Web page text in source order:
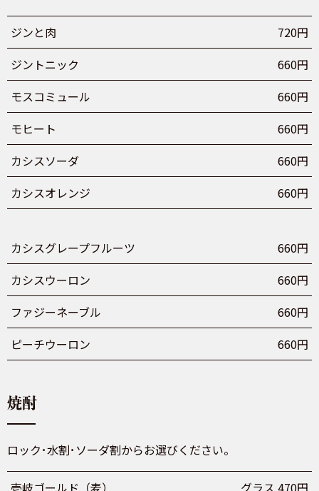
ジンと肉
720円
ジントニック
660円
モスコミュール
660円
モヒート
660円
カシスソーダ
660円
カシスオレンジ
660円
カシスグレープフルーツ
660円
カシスウーロン
660円
ファジーネーブル
660円
ピーチウーロン
660円
焼酎
ロック･水割･ソーダ割からお選びください。
壱岐ゴールド（麦） グラス 470円